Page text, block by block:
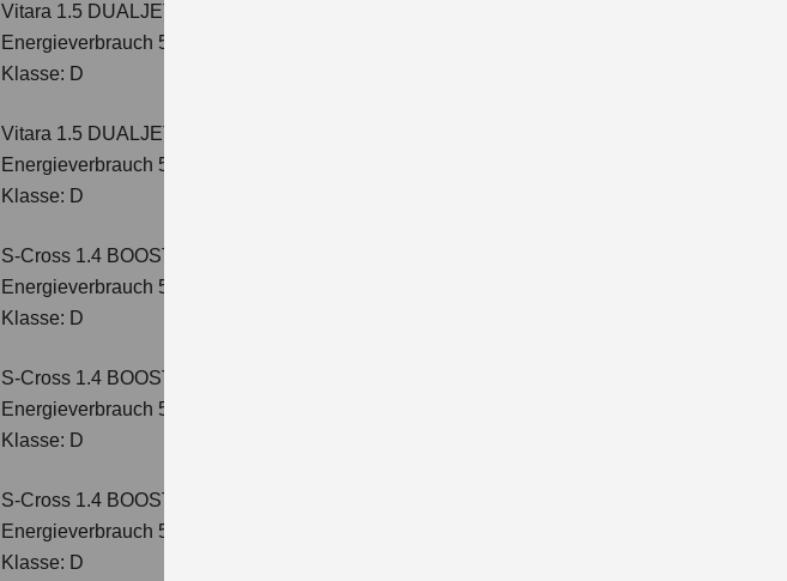
Vitara 1.5 DUALJET HYBRID ALLGRIP AGS Comfort
Energieverbrauch 5,6 l/100km; kombinierter Wert der CO₂-Emission: 126 g/km; CO₂-
Klasse: D
Vitara 1.5 DUALJET HYBRID ALLGRIP AGS Comfort+
Energieverbrauch 5,6 l/100km; kombinierter Wert der CO₂-Emission: 127 g/km; CO₂-
Klasse: D
S-Cross 1.4 BOOSTERJET HYBRID Edition
Energieverbrauch 5,4 l/100 km; kombinierter Wert der CO2-Emission: 121 g/km; CO2-
Klasse: D
S-Cross 1.4 BOOSTERJET HYBRID Comfort
Energieverbrauch 5,4 l/100 km; kombinierter Wert der CO2-Emission: 121 g/km; CO2-
Klasse: D
S-Cross 1.4 BOOSTERJET HYBRID AT Comfort
Energieverbrauch 5,8 l/100 km; kombinierter Wert der CO2-Emission: 132 g/km; CO2-
Klasse: D